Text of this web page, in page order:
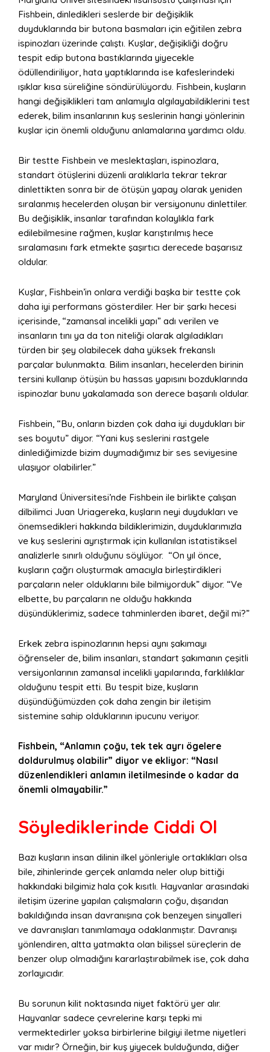
Fishbein, dinledikleri seslerde bir değişiklik
duyduklarında bir butona basmaları için eğitilen zebra
ispinozları üzerinde çalıştı. Kuşlar, değişikliği doğru
tespit edip butona bastıklarında yiyecekle
ödüllendiriliyor, hata yaptıklarında ise kafeslerindeki
ışıklar kısa süreliğine söndürülüyordu. Fishbein, kuşların
hangi değişiklikleri tam anlamıyla algılayabildiklerini test
ederek, bilim insanlarının kuş seslerinin hangi yönlerinin
kuşlar için önemli olduğunu anlamalarına yardımcı oldu.
Bir testte Fishbein ve meslektaşları, ispinozlara,
standart ötüşlerini düzenli aralıklarla tekrar tekrar
dinlettikten sonra bir de ötüşün yapay olarak yeniden
sıralanmış hecelerden oluşan bir versiyonunu dinlettiler.
Bu değişiklik, insanlar tarafından kolaylıkla fark
edilebilmesine rağmen, kuşlar karıştırılmış hece
sıralamasını fark etmekte şaşırtıcı derecede başarısız
oldular.
Kuşlar, Fishbein’in onlara verdiği başka bir testte çok
daha iyi performans gösterdiler. Her bir şarkı hecesi
içerisinde, “zamansal incelikli yapı” adı verilen ve
insanların tını ya da ton niteliği olarak algıladıkları
türden bir şey olabilecek daha yüksek frekanslı
parçalar bulunmakta. Bilim insanları, hecelerden birinin
tersini kullanıp ötüşün bu hassas yapısını bozduklarında
ispinozlar bunu yakalamada son derece başarılı oldular.
Fishbein, “Bu, onların bizden çok daha iyi duydukları bir
ses boyutu” diyor. “Yani kuş seslerini rastgele
dinlediğimizde bizim duymadığımız bir ses seviyesine
ulaşıyor olabilirler.”
Maryland Üniversitesi’nde Fishbein ile birlikte çalışan
dilbilimci Juan Uriagereka, kuşların neyi duydukları ve
önemsedikleri hakkında bildiklerimizin, duyduklarımızla
ve kuş seslerini ayrıştırmak için kullanılan istatistiksel
analizlerle sınırlı olduğunu söylüyor. “On yıl önce,
kuşların çağrı oluşturmak amacıyla birleştirdikleri
parçaların neler olduklarını bile bilmiyorduk” diyor. “Ve
elbette, bu parçaların ne olduğu hakkında
düşündüklerimiz, sadece tahminlerden ibaret, değil mi?”
Erkek zebra ispinozlarının hepsi aynı şakımayı
öğrenseler de, bilim insanları, standart şakımanın çeşitli
versiyonlarının zamansal incelikli yapılarında, farklılıklar
olduğunu tespit etti. Bu tespit bize, kuşların
düşündüğümüzden çok daha zengin bir iletişim
sistemine sahip olduklarının ipucunu veriyor.
Fishbein, “Anlamın çoğu, tek tek ayrı ögelere
doldurulmuş olabilir” diyor ve ekliyor: “Nasıl
düzenlendikleri anlamın iletilmesinde o kadar da
önemli olmayabilir.”
Söylediklerinde Ciddi Ol
Bazı kuşların insan dilinin ilkel yönleriyle ortaklıkları olsa
bile, zihinlerinde gerçek anlamda neler olup bittiği
hakkındaki bilgimiz hala çok kısıtlı. Hayvanlar arasındaki
iletişim üzerine yapılan çalışmaların çoğu, dışarıdan
bakıldığında insan davranışına çok benzeyen sinyalleri
ve davranışları tanımlamaya odaklanmıştır. Davranışı
yönlendiren, altta yatmakta olan bilişsel süreçlerin de
benzer olup olmadığını kararlaştırabilmek ise, çok daha
zorlayıcıdır.
Bu sorunun kilit noktasında niyet faktörü yer alır.
Hayvanlar sadece çevrelerine karşı tepki mi
vermektedirler yoksa birbirlerine bilgiyi iletme niyetleri
var mıdır? Örneğin, bir kuş yiyecek bulduğunda, diğer